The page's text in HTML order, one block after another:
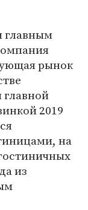
главным
рынок
главной
2019
на
из